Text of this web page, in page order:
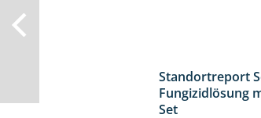
Standortreport
Fungizidlösung
Set